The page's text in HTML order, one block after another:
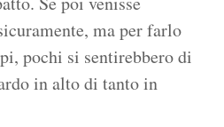
ma per farlo
pochi si sentirebbero di
in alto di tanto in